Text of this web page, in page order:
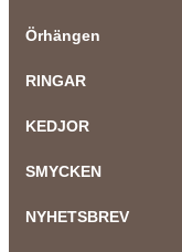
Örhängen
RINGAR
KEDJOR
SMYCKEN
NYHETSBREV